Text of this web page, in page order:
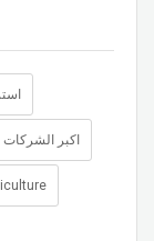
اكبر الشركات